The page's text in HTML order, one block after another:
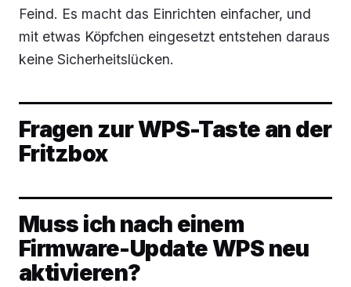
Feind. Es macht das Einrichten einfacher, und
mit etwas Köpfchen eingesetzt entstehen daraus
keine Sicherheitslücken.
Fragen zur WPS-Taste an der
Fritzbox
Muss ich nach einem
Firmware-Update WPS neu
aktivieren?